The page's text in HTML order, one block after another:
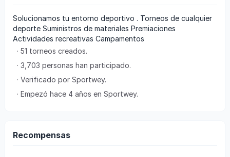
Solucionamos tu entorno deportivo . Torneos de cualquier
deporte Suministros de materiales Premiaciones
Actividades recreativas Campamentos
· 51 torneos creados.
· 3,703 personas han participado.
· Verificado por Sportwey.
· Empezó hace 4 años en Sportwey.
Recompensas